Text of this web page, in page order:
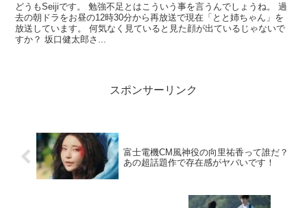
どうもSeijiです。 勉強不足とはこういう事を言うんでしょうね。 過
去の朝ドラをお昼の12時30分から再放送で現在「とと姉ちゃん」を
放送しています。 何気なく見ていると見た顔が出ているじゃないで
すか？ 坂口健太郎さ...
スポンサーリンク
富士電機CM風神役の向里祐香って誰だ？
あの超話題作で存在感がヤバいです！